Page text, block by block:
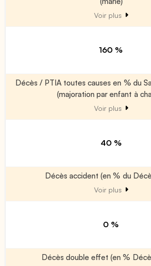
Voir plus
160 %
Décès / PTIA toutes causes en % du
(majoration par enfant à
Voir plus
40 %
Décès accident (en % du
Voir plus
0 %
Décès double effet (en %